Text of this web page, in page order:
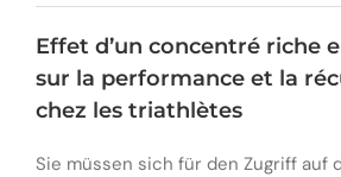
Effet d’un concentré riche
sur la performance et la
chez les triathlètes
Sie müssen sich für den Zugriff auf